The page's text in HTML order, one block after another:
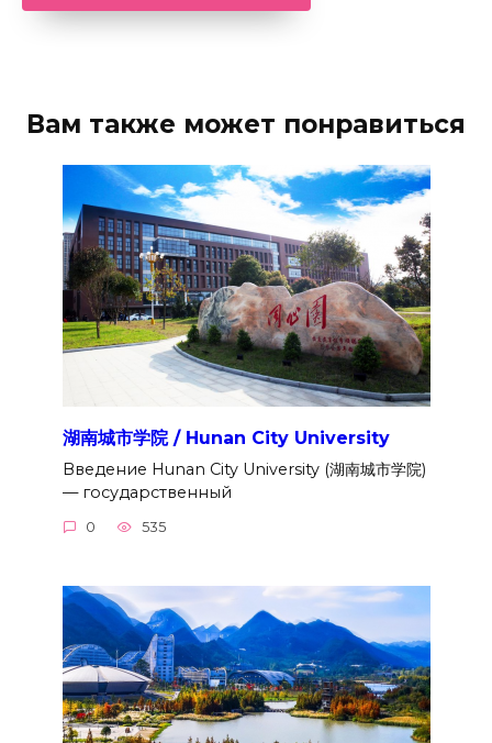
Вам также может понравиться
湖南城市学院 / Hunan City University
Введение Hunan City University (湖南城市学院)
— государственный
0 535